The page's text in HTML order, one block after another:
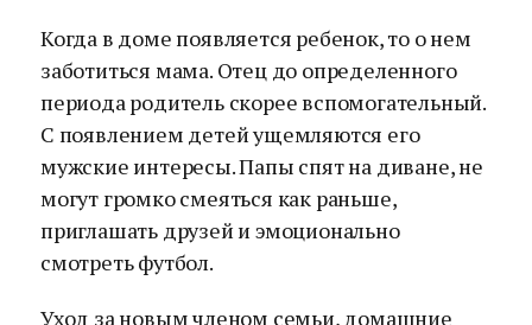
Когда в доме появляется ребенок, то о нем
заботиться мама. Отец до определенного
периода родитель скорее вспомогательный.
С появлением детей ущемляются его
мужские интересы. Папы спят на диване, не
могут громко смеяться как раньше,
приглашать друзей и эмоционально
смотреть футбол.
Уход за новым членом семьи, домашние